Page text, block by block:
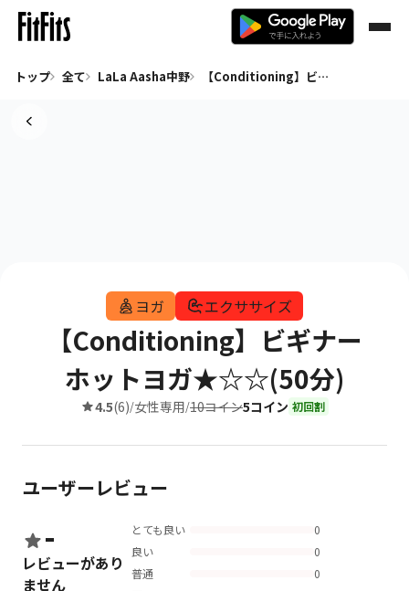
トップ 全て LaLa Aasha中野 【Conditioning】ビギナーホットヨガ★☆☆(50分)
ヨガ エクササイズ
【Conditioning】ビギナー
ホットヨガ★☆☆(50分)
4.5(6)/女性専用/10コイン5コイン 初回割
ユーザーレビュー
-
レビューがあり
ません
とても良い
0
良い
0
普通
0